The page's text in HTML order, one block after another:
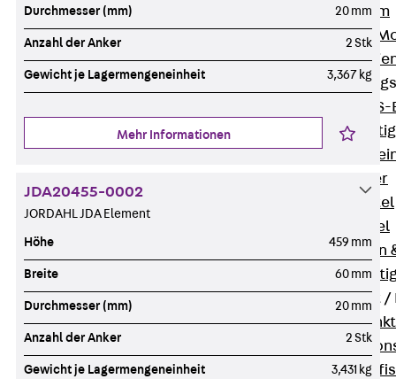
I-Stiel-System
PUK-STRUT-
C-Profil-
KTS-
Dübel & Anker
Abhängemittel
Schraubmittel
Ankermuttern
Funktionserhalt
Zurück
Durchmesser (mm) 20 mm
Anzahl der Anker 2 Stk
Gewicht je Lagermengeneinheit 3,367 kg
Mehr Informationen
JDA20455-0002
JORDAHL JDA Element
Höhe 459 mm
Breite 60 mm
Durchmesser (mm) 20 mm
Anzahl der Anker 2 Stk
Gewicht je Lagermengeneinheit 3,431 kg